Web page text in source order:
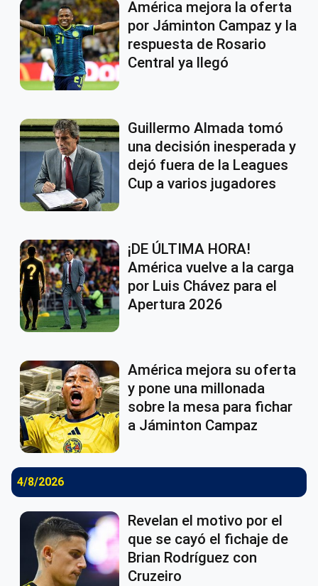
América mejora la oferta
por Jáminton Campaz y la
respuesta de Rosario
Central ya llegó
Guillermo Almada tomó
una decisión inesperada y
dejó fuera de la Leagues
Cup a varios jugadores
¡DE ÚLTIMA HORA!
América vuelve a la carga
por Luis Chávez para el
Apertura 2026
América mejora su oferta
y pone una millonada
sobre la mesa para fichar
a Jáminton Campaz
4/8/2026
Revelan el motivo por el
que se cayó el fichaje de
Brian Rodríguez con
Cruzeiro